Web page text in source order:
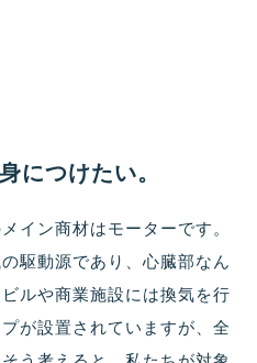
につけたい。
イン商材はモーターです。
駆動源であり、心臓部なん
ルや商業施設には換気を行
が設置されていますが、全